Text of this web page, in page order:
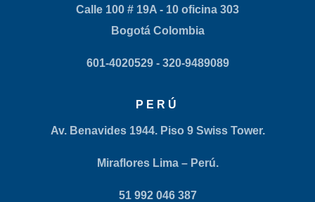
Calle 100 # 19A - 10 oficina 303
Bogotá Colombia
601-4020529- 320-9489089
PERÚ
Av. Benavides 1944. Piso 9 Swiss Tower.
Miraflores Lima – Perú.
51 992 046 387